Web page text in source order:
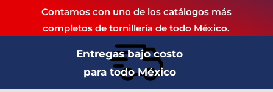
Contamos con uno de los catálogos más
completos de tornillería de todo México.
Entregas bajo costo
para todo México